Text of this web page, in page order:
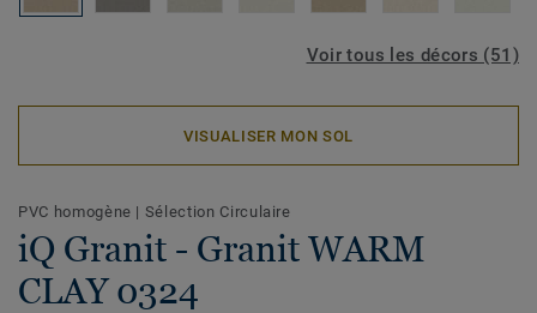
Voir tous les décors (51)
VISUALISER MON SOL
PVC homogène | Sélection Circulaire
iQ Granit - Granit WARM
CLAY 0324